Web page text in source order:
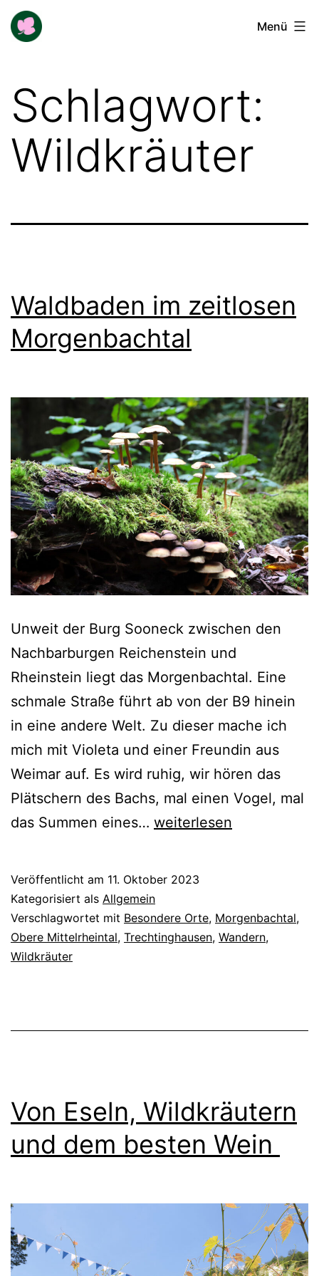
Zum
Inhalt
Buga-
Menü
Schlagwort:
Wildkräuter
Waldbaden im zeitlosen
Morgenbachtal
Unweit der Burg Sooneck zwischen den
Nachbarburgen Reichenstein und
Rheinstein liegt das Morgenbachtal. Eine
schmale Straße führt ab von der B9 hinein
in eine andere Welt. Zu dieser mache ich
mich mit Violeta und einer Freundin aus
Weimar auf. Es wird ruhig, wir hören das
Plätschern des Bachs, mal einen Vogel, mal
das Summen eines… Waldbaden
Morgenbachtal
weiterlesen
Veröffentlicht am 11. Oktober 2023
Kategorisiert als Allgemein
Verschlagwortet mit Besondere Orte, Morgenbachtal,
Obere Mittelrheintal, Trechtinghausen, Wandern,
Wildkräuter
Von Eseln, Wildkräutern
und dem besten Wein